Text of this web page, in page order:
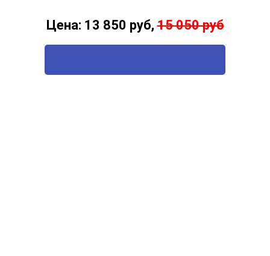
Цена: 13 850 руб,15 050 руб